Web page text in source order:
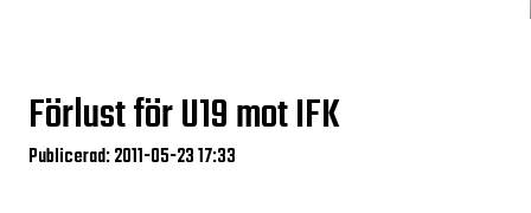
Förlust för U19 mot IFK
Publicerad: 2011-05-23 17:33